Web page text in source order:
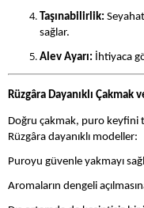
Taşınabilirlik:
sağlar.
Alev Ayarı: İhtiyaca
Rüzgâra Dayanıklı Çakmak
Doğru çakmak, puro keyfini
Rüzgâra dayanıklı modeller:
Puroyu güvenle yakmayı
Aromaların dengeli